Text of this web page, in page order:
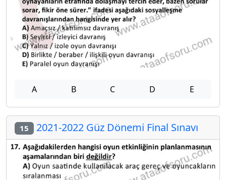
A B C D E
15 2021-2022 Güz Dönemi Final Sınavı